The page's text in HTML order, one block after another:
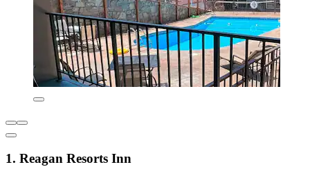
1. Reagan Resorts Inn